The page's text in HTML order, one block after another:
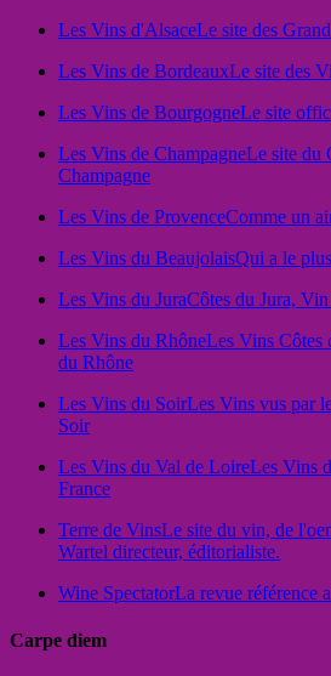
Les Vins d'AlsaceLe site des
Les Vins de BordeauxLe site des
Les Vins de BourgogneLe site
Les Vins de ChampagneLe site du
Champagne
Les Vins de ProvenceComme un
Les Vins du BeaujolaisQui a le
Les Vins du JuraCôtes du Jura,
Les Vins du RhôneLes Vins Côtes
du Rhône
Les Vins du SoirLes Vins vus par
Soir
Les Vins du Val de LoireLes Vins
France
Terre de VinsLe site du vin, de
Wartel directeur, éditorialiste.
Wine SpectatorLa revue référence
Carpe diem